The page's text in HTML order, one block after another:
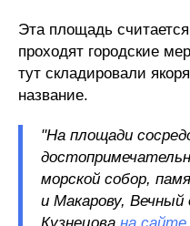
Эта площадь
проходят городские
тут складировали
название.
"На площади
морской собор,
и Макарову,